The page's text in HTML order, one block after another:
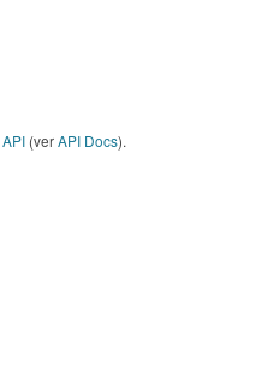
API (verAPI Docs).